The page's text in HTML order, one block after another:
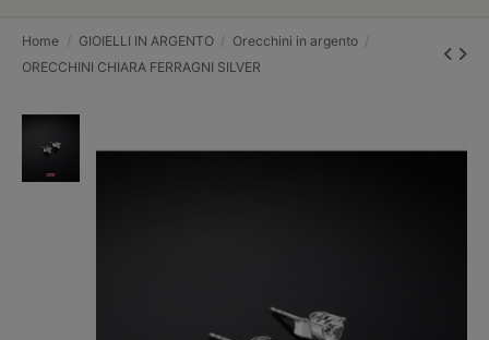
Home GIOIELLI IN ARGENTO
Orecchini in argento
ORECCHINI CHIARA FERRAGNI SILVER